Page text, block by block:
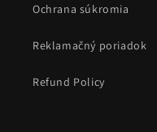
Ochrana súkromia
Reklamačný poriadok
Refund Policy